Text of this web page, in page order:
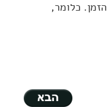
כלומר,